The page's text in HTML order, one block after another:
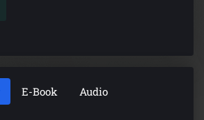
E-Book Audio